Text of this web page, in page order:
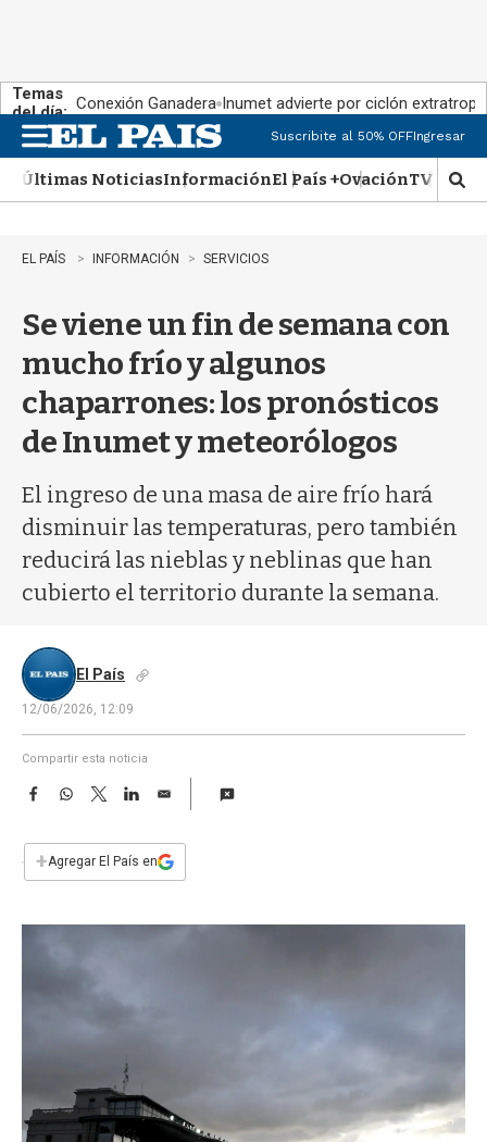
Temas
del día: Conexión Ganadera Inumet advierte por ciclón
n
u
Suscribite al 50% OFFIngresar
Últimas NoticiasInformaciónEl País +OvaciónTV Show
M
o
EL PAÍS INFORMACIÓN SERVICIOS
Se viene un fin de semana con
mucho frío y algunos
chaparrones: los pronósticos
de Inumet y meteorólogos
El ingreso de una masa de aire frío hará
disminuir las temperaturas, pero también
reducirá las nieblas y neblinas que han
cubierto el territorio durante la semana.
El País
12/06/2026, 12:09
Compartir esta noticia
F
e
b
W
s
T
w
t
L
E
i
l
+Agregar El País en